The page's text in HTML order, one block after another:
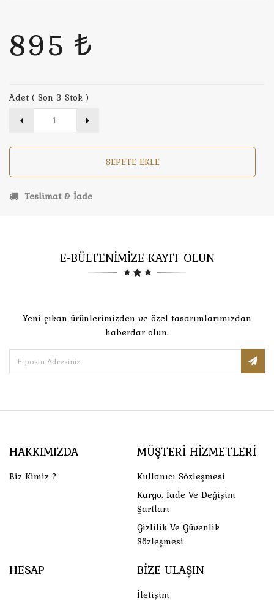
895 ₺
Adet ( Son 3 Stok )
SEPETE EKLE
Teslimat & İade
E-BÜLTENİMİZE KAYIT OLUN
Yeni çıkan ürünlerimizden ve özel tasarımlarımızdan
haberdar olun.
HAKKIMIZDA
Biz Kimiz ?
MÜŞTERI HIZMETLERI
Kullanıcı Sözleşmesi
Kargo, İade Ve Değişim
Şartları
Gizlilik Ve Güvenlik
Sözleşmesi
HESAP BIZE ULAŞIN
İletişim